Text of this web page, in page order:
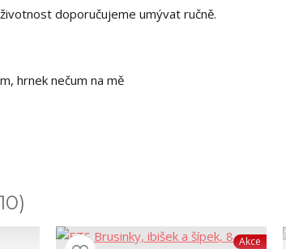
doporučujeme umývat ručně.
hrnek nečum na mě
10
Akce